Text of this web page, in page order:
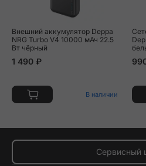
Внешний аккумулятор Deppa
NRG Turbo V4 10000 мАч 22.5
Вт чёрный
1 490 ₽
В наличии
Сервисный